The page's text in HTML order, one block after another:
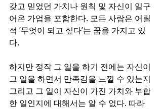
갖고 믿었던 가치나 원칙 및 자신이 일구
어온 가업을 포함한다. 모든 사람은 어릴
적 ‘무엇이 되고 싶다’는 꿈을 가지고 있
다.
하지만 정작 그 일을 하기 전에는 자신이
그 일을 하면서 만족감을 느낄 수 있는지
그리고 그 일이 자신이 가진 가치와 부합
한 일인지에 대해서는 알 수 없다. 따라